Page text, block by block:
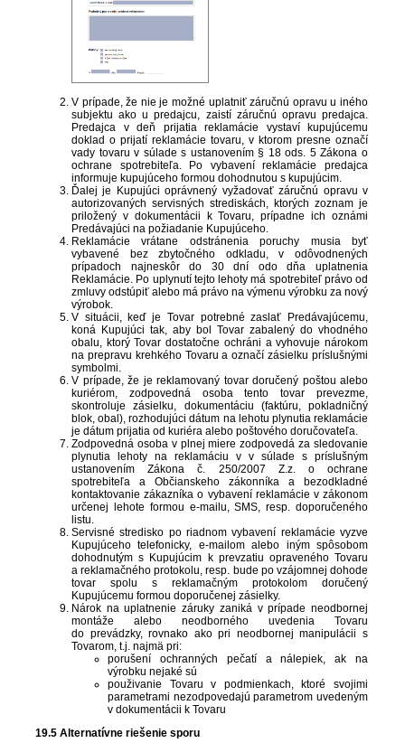
V prípade, že nie je možné uplatniť záručnú opravu u iného
subjektu ako u predajcu, zaistí záručnú opravu predajca.
Predajca v deň prijatia reklamácie vystaví kupujúcemu
doklad o prijatí reklamácie tovaru, v ktorom presne označí
vady tovaru v súlade s ustanovením § 18 ods. 5 Zákona o
ochrane spotrebiteľa. Po vybavení reklamácie predajca
informuje kupujúceho formou dohodnutou s kupujúcim.
Ďalej je Kupujúci oprávnený vyžadovať záručnú opravu v
autorizovaných servisných strediskách, ktorých zoznam je
priložený v dokumentácii k Tovaru, prípadne ich oznámi
Predávajúci na požiadanie Kupujúceho.
Reklamácie vrátane odstránenia poruchy musia byť
vybavené bez zbytočného odkladu, v odôvodnených
prípadoch najneskôr do 30 dní odo dňa uplatnenia
Reklamácie. Po uplynutí tejto lehoty má spotrebiteľ právo od
zmluvy odstúpiť alebo má právo na výmenu výrobku za nový
výrobok.
V situácii, keď je Tovar potrebné zaslať Predávajúcemu,
koná Kupujúci tak, aby bol Tovar zabalený do vhodného
obalu, ktorý Tovar dostatočne ochráni a vyhovuje nárokom
na prepravu krehkého Tovaru a označí zásielku príslušnými
symbolmi.
V prípade, že je reklamovaný tovar doručený poštou alebo
kuriérom, zodpovedná osoba tento tovar prevezme,
skontroluje zásielku, dokumentáciu (faktúru, pokladničný
blok, obal), rozhodujúci dátum na lehotu plynutia reklamácie
je dátum prijatia od kuriéra alebo poštového doručovateľa.
Zodpovedná osoba v plnej miere zodpovedá za sledovanie
plynutia lehoty na reklamáciu v v súlade s príslušným
ustanovením Zákona č. 250/2007 Z.z. o ochrane
spotrebiteľa a Občianskeho zákonníka a bezodkladné
kontaktovanie zákazníka o vybavení reklamácie v zákonom
určenej lehote formou e-mailu, SMS, resp. doporučeného
listu.
Servisné stredisko po riadnom vybavení reklamácie vyzve
Kupujúceho telefonicky, e-mailom alebo iným spôsobom
dohodnutým s Kupujúcim k prevzatiu opraveného Tovaru
a reklamačného protokolu, resp. bude po vzájomnej dohode
tovar spolu s reklamačným protokolom doručený
Kupujúcemu formou doporučenej zásielky.
Nárok na uplatnenie záruky zaniká v prípade neodbornej
montáže alebo neodborného uvedenia Tovaru
do prevádzky, rovnako ako pri neodbornej manipulácii s
Tovarom, t.j. najmä pri:
porušení ochranných pečatí a nálepiek, ak na
výrobku nejaké sú
použivanie Tovaru v podmienkach, ktoré svojimi
parametrami nezodpovedajú parametrom uvedeným
v dokumentácii k Tovaru
19.5 Alternatívne riešenie sporu